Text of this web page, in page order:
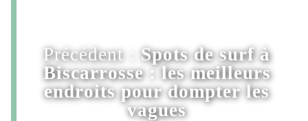
Précédent : Spots de surf à
Biscarrosse : les meilleurs
endroits pour dompter les
vagues